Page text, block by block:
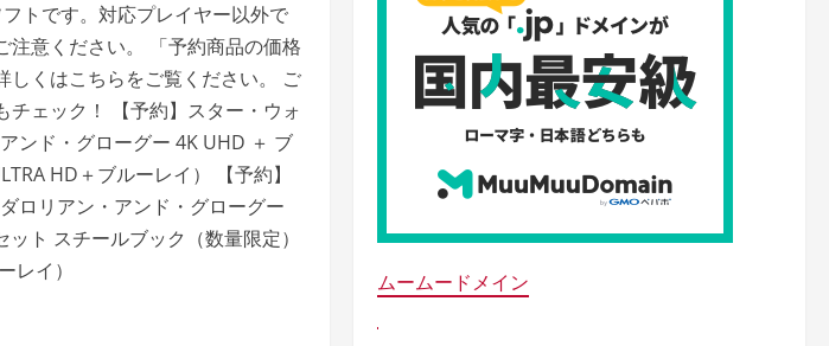
トです。対応プレイヤー以外で
注意ください。 「予約商品の価格
しくはこちらをご覧ください。 ご
チェック！ 【予約】スター・ウォ
ンド・グローグー 4K UHD ＋ ブ
HD＋ブルーレイ） 【予約】
ロリアン・アンド・グローグー
ト スチールブック（数量限定）
レイ）
ムームードメイン